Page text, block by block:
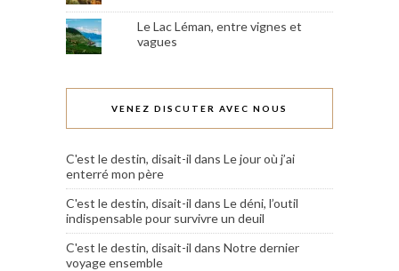
Le Lac Léman, entre vignes et
vagues
VENEZ DISCUTER AVEC NOUS
C'est le destin, disait-il dans Le jour où j’ai
enterré mon père
C'est le destin, disait-il dans Le déni, l’outil
indispensable pour survivre un deuil
C'est le destin, disait-il dans Notre dernier
voyage ensemble